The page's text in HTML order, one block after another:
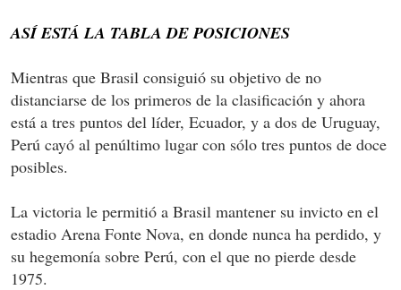
ASÍ ESTÁ LA TABLA DE POSICIONES
Mientras que Brasil consiguió su objetivo de no
distanciarse de los primeros de la clasificación y ahora
está a tres puntos del líder, Ecuador, y a dos de Uruguay,
Perú cayó al penúltimo lugar con sólo tres puntos de doce
posibles.
La victoria le permitió a Brasil mantener su invicto en el
estadio Arena Fonte Nova, en donde nunca ha perdido, y
su hegemonía sobre Perú, con el que no pierde desde
1975.